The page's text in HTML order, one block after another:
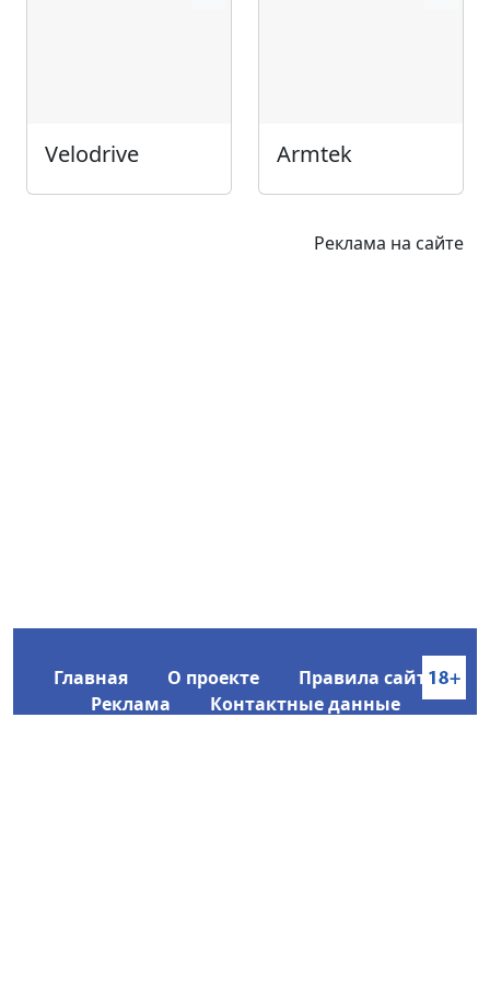
Velodrive Armtek
Реклама на сайте
Главная О проекте
Правила сайта
Реклама
Контактные данные